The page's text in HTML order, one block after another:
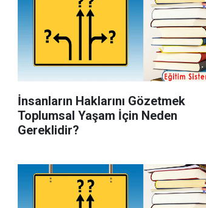
İnsanların Haklarını Gözetmek
Toplumsal Yaşam İçin Neden
Gereklidir?